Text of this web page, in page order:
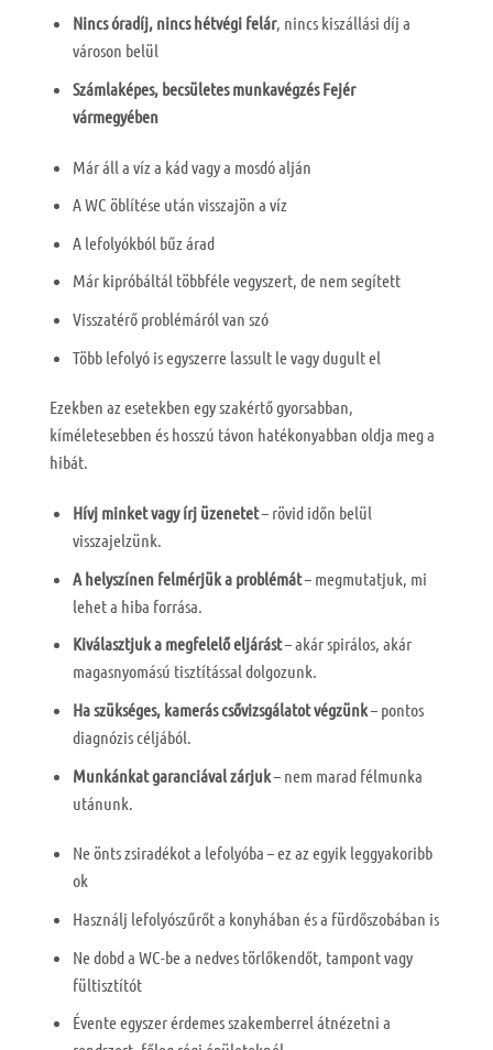
Nincs óradíj, nincs hétvégi felár, nincs kiszállási díj a
városon belül
Számlaképes, becsületes munkavégzés Fejér
vármegyében
Már áll a víz a kád vagy a mosdó alján
A WC öblítése után visszajön a víz
A lefolyókból bűz árad
Már kipróbáltál többféle vegyszert, de nem segített
Visszatérő problémáról van szó
Több lefolyó is egyszerre lassult le vagy dugult el
Ezekben az esetekben egy szakértő gyorsabban,
kíméletesebben és hosszú távon hatékonyabban oldja meg a
hibát.
Hívj minket vagy írj üzenetet– rövid időn belül
visszajelzünk.
A helyszínen felmérjük a problémát– megmutatjuk, mi
lehet a hiba forrása.
Kiválasztjuk a megfelelő eljárást– akár spirálos, akár
magasnyomású tisztítással dolgozunk.
Ha szükséges, kamerás csővizsgálatot végzünk– pontos
diagnózis céljából.
Munkánkat garanciával zárjuk– nem marad félmunka
utánunk.
Ne önts zsiradékot a lefolyóba – ez az egyik leggyakoribb
ok
Használj lefolyószűrőt a konyhában és a fürdőszobában is
Ne dobd a WC-be a nedves törlőkendőt, tampont vagy
fültisztítót
Évente egyszer érdemes szakemberrel átnézetni a